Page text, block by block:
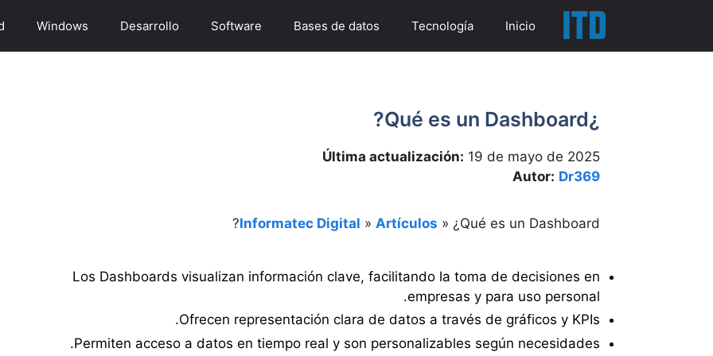
contenido
Inicio
Tecnología
Bases de datos
Software
Desarrollo
Windows
¿Qué es un Dashboard?
Última actualización: 19 de mayo de 2025
Autor: Dr369
Informatec Digital » Artículos » ¿Qué es un Dashboard?
Los Dashboards visualizan información clave, facilitando la toma de decisiones en
empresas y para uso personal.
Ofrecen representación clara de datos a través de gráficos y KPIs.
Permiten acceso a datos en tiempo real y son personalizables según necesidades.